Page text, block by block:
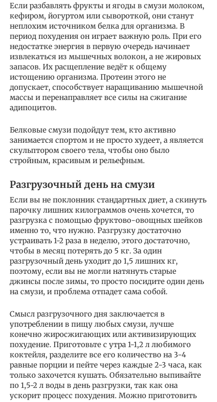
Если разбавлять фрукты и ягоды в смузи молоком,
кефиром, йогуртом или сывороткой, они станут
неплохим источником белка для организма. В
период похудения он играет важную роль. При его
недостатке энергия в первую очередь начинает
извлекаться из мышечных волокон, а не жировых
запасов. Их расщепление ведёт к общему
истощению организма. Протеин этого не
допускает, способствует наращиванию мышечной
массы и перенаправляет все силы на сжигание
адипоцитов.
Белковые смузи подойдут тем, кто активно
занимается спортом и не просто худеет, а является
скульптором своего тела, чтобы оно было
стройным, красивым и рельефным.
Разгрузочный день на смузи
Если вы не поклонник стандартных диет, а скинуть
парочку лишних килограммов очень хочется, то
разгрузка с помощью фруктово-овощных шейков
именно то, что нужно. Разгрузку достаточно
устраивать 1-2 раза в неделю, этого достаточно,
чтобы в месяц потерять до 5 кг. За один
разгрузочный день уходит до 1,5 лишних кг,
поэтому, если вы не могли натянуть старые
джинсы после зимы, то просто посидите один день
на смузи, и проблема отпадет сама собой.
Смысл разгрузочного дня заключается в
употреблении в пищу любых смузи, лучше
конечно жиросжигающих или активизирующих
похудение. Приготовьте с утра 1-1,2 л любимого
коктейля, разделите все его количество на 3-4
равные порции и пейте через каждые 2-3 часа, как
только захочется кушать. Обязательно выпивайте
по 1,5-2 л воды в день разгрузки, так как она
ускорит процесс похудения. Можно приготовить